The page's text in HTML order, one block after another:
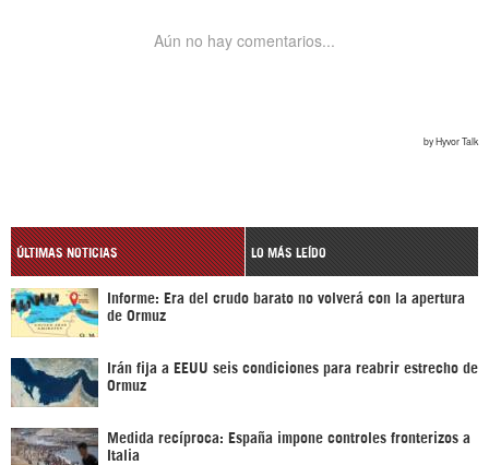
ÚLTIMAS NOTICIAS LO MÁS LEÍDO
Informe: Era del crudo barato no volverá con la apertura
de Ormuz
Irán fija a EEUU seis condiciones para reabrir estrecho de
Ormuz
Medida recíproca: España impone controles fronterizos a
Italia